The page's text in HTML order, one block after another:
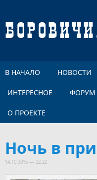
В НАЧАЛО НОВОСТИ
ИНТЕРЕСНОЕ ФОРУМ
О ПРОЕКТЕ
Ночь в
14.10.2015 — 22:22